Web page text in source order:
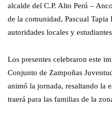
alcalde del C.P. Alto Perú –
de la comunidad, Pascual Tapia
autoridades locales y
Los presentes celebraron este
Conjunto de Zampoñas
animó la jornada, resaltando la
traerá para las familias de la